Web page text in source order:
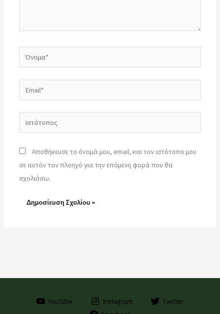
Ιστότοπος
Αποθήκευσε το όνομά μου, email, και τον ιστότοπο μου
σε αυτόν τον πλοηγό για την επόμενη φορά που θα
σχολιάσω.
YouTube Instagram
Twitter